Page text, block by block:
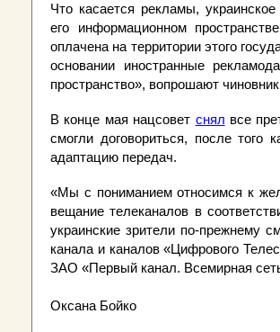
Что касается рекламы,
его информационном
оплачена на территории этого
основании иностранные
пространство», вопрошают
В конце мая нацсовет снял все
смогли договориться, после того
адаптацию передач.
«Мы с пониманием относимся к
вещание телеканалов в
украинские зрители по-прежнему
канала и каналов «Цифрового
ЗАО «Первый канал. Всемирная
Оксана Бойко